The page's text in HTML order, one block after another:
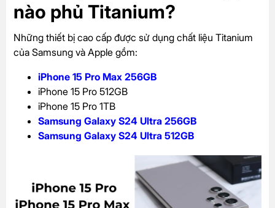
nào phủ Titanium?
Những thiết bị cao cấp được sử dụng chất liệu Titanium
của Samsung và Apple gồm:
iPhone 15 Pro Max 256GB
iPhone 15 Pro 512GB
iPhone 15 Pro 1TB
Samsung Galaxy S24 Ultra 256GB
Samsung Galaxy S24 Ultra 512GB